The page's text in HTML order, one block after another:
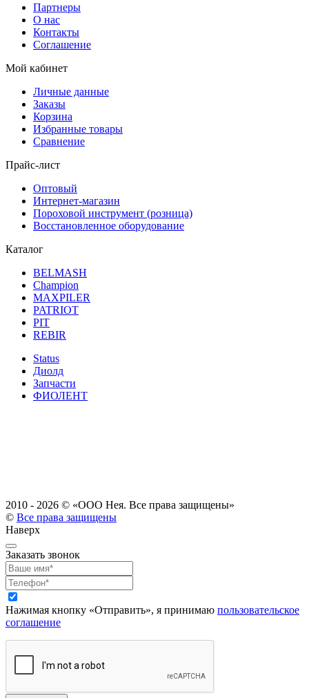
Партнеры
О нас
Контакты
Соглашение
Мой кабинет
Личные данные
Заказы
Корзина
Избранные товары
Сравнение
Прайс-лист
Оптовый
Интернет-магазин
Пороховой инструмент (розница)
Восстановленное оборудование
Каталог
BELMASH
Champion
MAXPILER
PATRIOT
PIT
REBIR
Status
Диолд
Запчасти
ФИОЛЕНТ
2010 - 2026 © «ООО Нея. Все права защищены»
© Все права защищены
Наверх
Заказать звонок
Нажимая кнопку «Отправить», я принимаю пользовательское
соглашение